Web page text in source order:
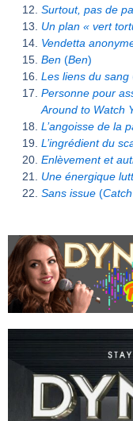
Surtout, pas de
Un plan « vert
Vendetta
Ben (Ben)
Les liens du sang
Personne pour
Around to Watch
L’angoisse de la
L’ingrédient du
Enlèvement et
Une énergique
Sans issue (